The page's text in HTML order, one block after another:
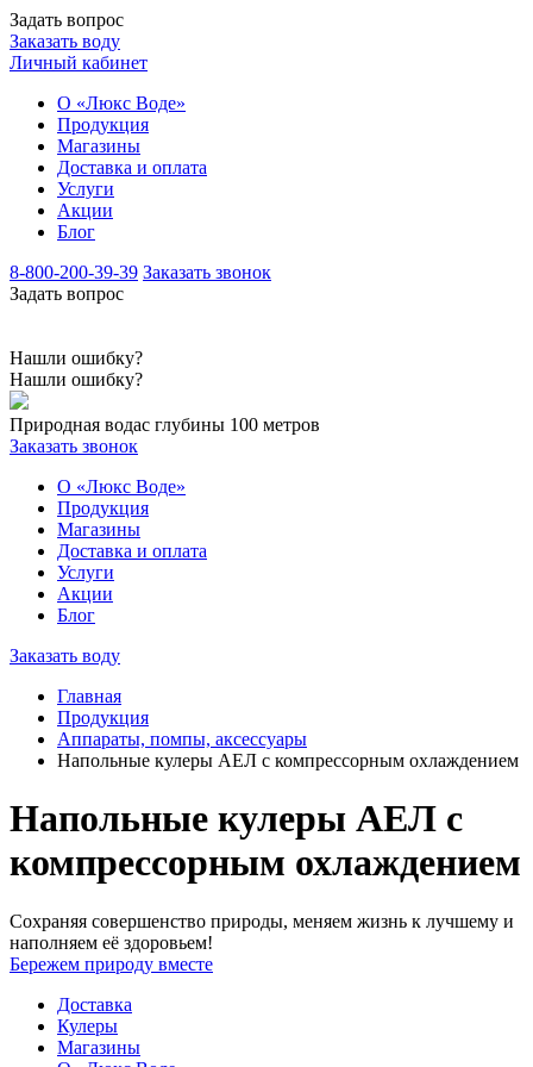
Задать вопрос
Заказать воду
Личный кабинет
О «Люкс Воде»
Продукция
Магазины
Доставка и оплата
Услуги
Акции
Блог
8-800-200-39-39 Заказать звонок
Задать вопрос
Нашли ошибку?
Нашли ошибку?
Природная водас глубины 100 метров
Заказать звонок
О «Люкс Воде»
Продукция
Магазины
Доставка и оплата
Услуги
Акции
Блог
Заказать воду
Главная
Продукция
Аппараты, помпы, аксессуары
Напольные кулеры АЕЛ с компрессорным охлаждением
Напольные кулеры АЕЛ с
компрессорным охлаждением
Сохраняя совершенство природы, меняем жизнь к лучшему и
наполняем её здоровьем!
Бережем природу вместе
Доставка
Кулеры
Магазины